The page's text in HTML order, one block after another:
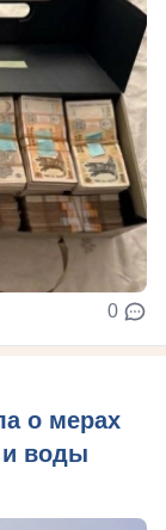
0
о мерах
и воды